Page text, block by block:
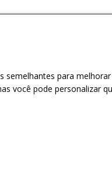
semelhantes para
você pode personalizar